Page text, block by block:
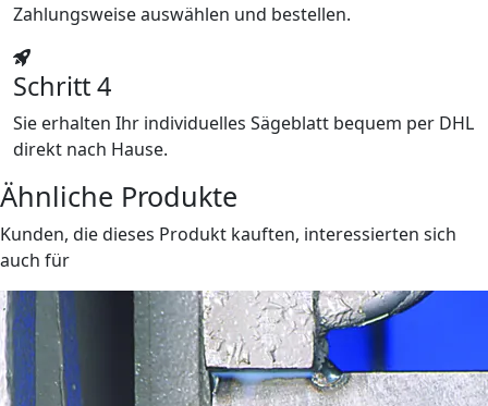
Zahlungsweise auswählen und bestellen.
Schritt 4
Sie erhalten Ihr individuelles Sägeblatt bequem per DHL
direkt nach Hause.
Ähnliche Produkte
Kunden, die dieses Produkt kauften, interessierten sich
auch für